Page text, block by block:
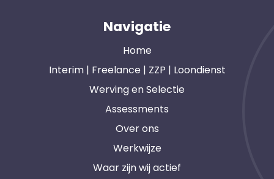
Navigatie
Home
Interim | Freelance | ZZP | Loondienst
Werving en Selectie
Assessments
Over ons
Werkwijze
Waar zijn wij actief